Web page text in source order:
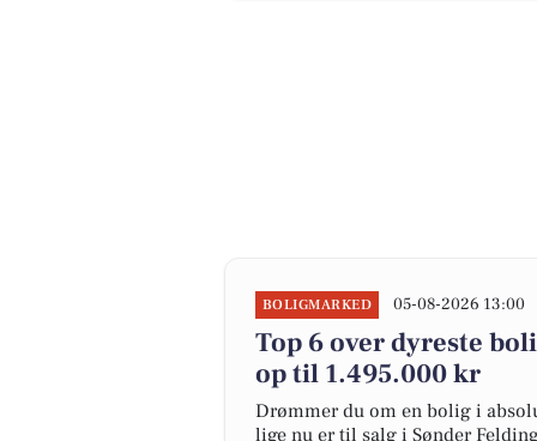
BOLIGMARKED 05-08-2026 13:00
Top 6 over dyreste
op til 1.495.000 kr
Drømmer du om en bolig i
lige nu er til salg i Sønder